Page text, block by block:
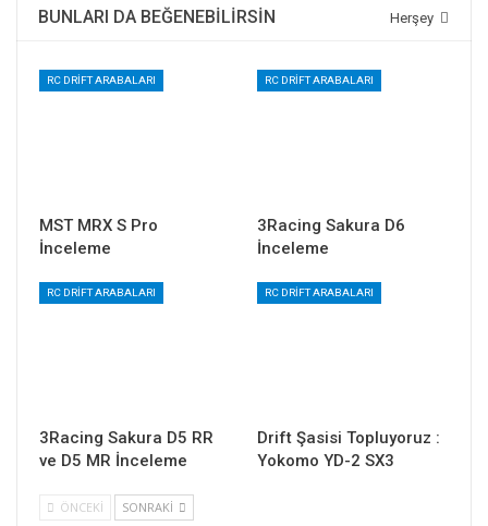
Herşey
BUNLARI DA BEĞENEBILIRSIN
RC DRIFT ARABALARI
MST MRX S Pro
İnceleme
RC DRIFT ARABALARI
3Racing Sakura D6
İnceleme
RC DRIFT ARABALARI
3Racing Sakura D5 RR
ve D5 MR İnceleme
RC DRIFT ARABALARI
Drift Şasisi Topluyoruz :
Yokomo YD-2 SX3
ÖNCEKI SONRAKI